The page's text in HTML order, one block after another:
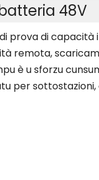
48V
prova di
remota,
è u sforzu
per